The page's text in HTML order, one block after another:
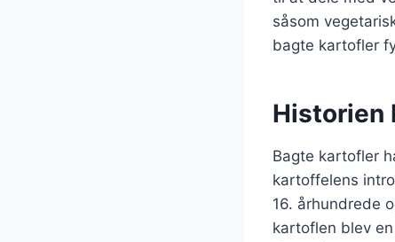
såsom
bagte kartofler
Historien
Bagte kartofler
kartoffelens
16. århundrede
kartoflen blev